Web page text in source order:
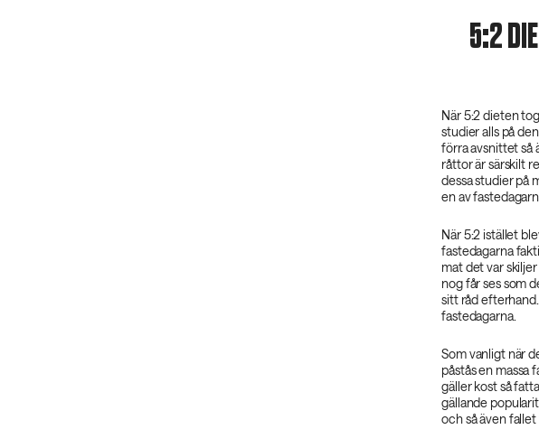
5:2
När 5:2 dieten
studier alls på
förra avsnittet så
råttor är särskilt
dessa studier på
en av
När 5:2 istället
fastedagarna
mat det var
nog får ses som
sitt råd
fastedagarna.
Som vanligt när
påstås en massa
gäller kost så
gällande
och så även fallet